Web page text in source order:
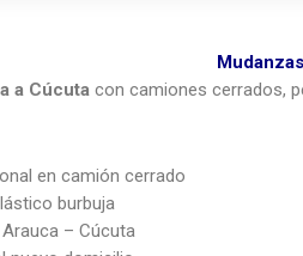
a Cúcuta con camiones cerrados,
en camión cerrado
burbuja
– Cúcuta